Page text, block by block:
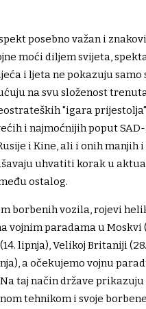
posebno važan i
moći diljem svijeta,
i ljeta ne pokazuju samo
na svu složenost
"igara
i najmoćnijih poput SAD-
i Kine, ali i onih manjih i
uhvatiti korak u
ostalog.
borbenih vozila, rojevi
vojnim paradama u Moskvi
lipnja), Velikoj Britaniji
a očekujemo vojnu
taj način države prikazuju
tehnikom i svoje borbene